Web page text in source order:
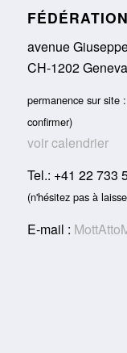
avenue
CH-1202 Geneva
permanence sur site
confirmer)
voir calendrier
Tel.: +41 22 733
(n'hésitez pas à
E-mail :